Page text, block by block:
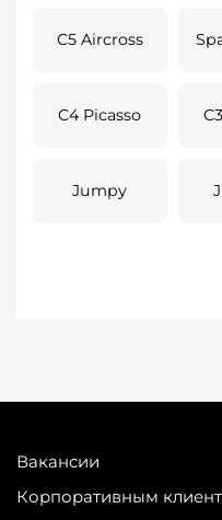
C5 Aircross
C4 Picasso
Jumpy
Вакансии
Корпоративным